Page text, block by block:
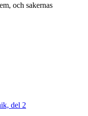
och sakernas
del 2